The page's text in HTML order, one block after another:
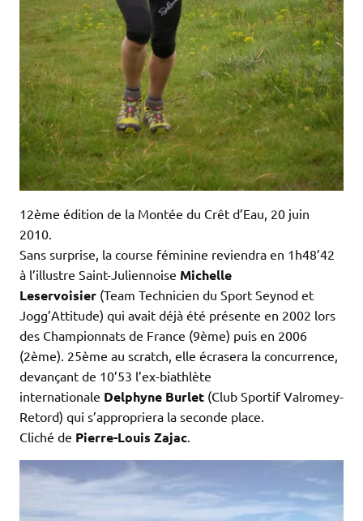
12ème édition de la Montée du Crêt d’Eau, 20 juin
2010.
Sans surprise, la course féminine reviendra en 1h48’42
à l’illustre Saint-Juliennoise Michelle
Leservoisier (Team Technicien du Sport Seynod et
Jogg’Attitude) qui avait déjà été présente en 2002 lors
des Championnats de France (9ème) puis en 2006
(2ème). 25ème au scratch, elle écrasera la concurrence,
devançant de 10’53 l’ex-biathlète
internationale Delphyne Burlet (Club Sportif Valromey-
Retord) qui s’appropriera la seconde place.
Cliché de Pierre-Louis Zajac.